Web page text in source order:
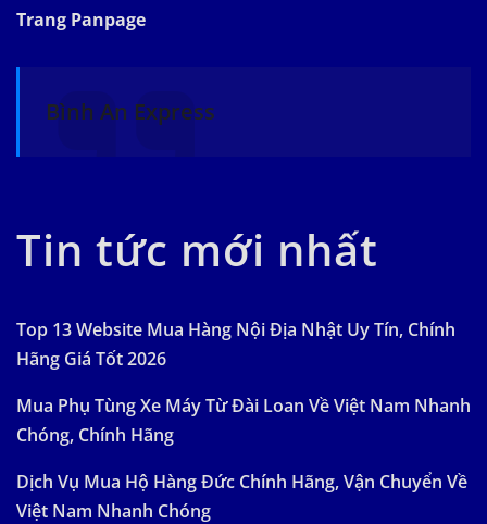
Trang Panpage
Bình An Express
Tin tức mới nhất
Top 13 Website Mua Hàng Nội Địa Nhật Uy Tín, Chính
Hãng Giá Tốt 2026
Mua Phụ Tùng Xe Máy Từ Đài Loan Về Việt Nam Nhanh
Chóng, Chính Hãng
Dịch Vụ Mua Hộ Hàng Đức Chính Hãng, Vận Chuyển Về
Việt Nam Nhanh Chóng